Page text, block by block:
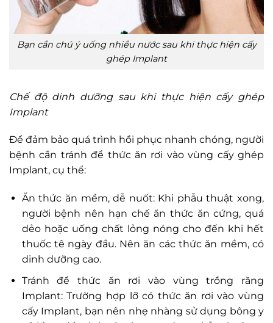
Bạn cần chú ý uống nhiều nước sau khi thực hiện cấy
ghép Implant
Chế độ dinh dưỡng sau khi thực hiện cấy ghép
Implant
Để đảm bảo quá trình hồi phục nhanh chóng, người
bệnh cần tránh để thức ăn rơi vào vùng cấy ghép
Implant, cụ thể:
Ăn thức ăn mềm, dễ nuốt: Khi phẫu thuật xong,
người bệnh nên hạn chế ăn thức ăn cứng, quá
dẻo hoặc uống chất lỏng nóng cho đến khi hết
thuốc tê ngày đầu. Nên ăn các thức ăn mềm, có
dinh dưỡng cao.
Tránh để thức ăn rơi vào vùng trồng răng
Implant: Trường hợp lỡ có thức ăn rơi vào vùng
cấy Implant, bạn nên nhẹ nhàng sử dụng bông y